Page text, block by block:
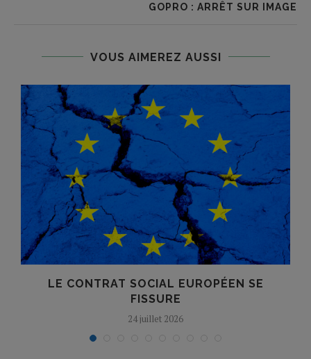
GOPRO : ARRÊT SUR IMAGE
VOUS AIMEREZ AUSSI
LE CONTRAT SOCIAL EUROPÉEN SE
FISSURE
24 juillet 2026